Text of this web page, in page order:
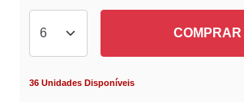
COMPRAR
36 Unidades Disponíveis